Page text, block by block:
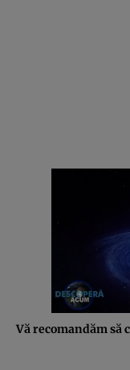
Vă recomandăm